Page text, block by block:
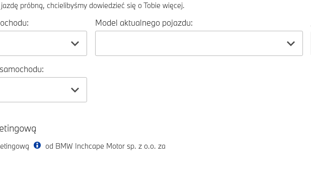
próbną, chcielibyśmy dowiedzieć się o Tobie więcej.
Model aktualnego pojazdu:
od BMW Inchcape Motor sp. z o.o. za